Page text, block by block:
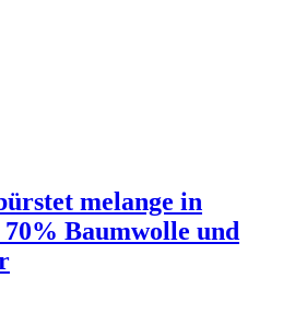
melange in
Baumwolle und